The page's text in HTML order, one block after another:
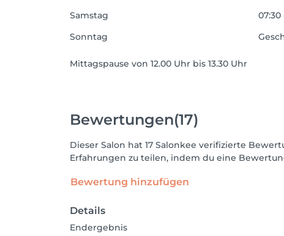
Samstag
07:30
Sonntag
Mittagspause von 12.00 Uhr bis 13.30 Uhr
Bewertungen(17)
Dieser Salon hat 17 Salonkee verifizierte
Erfahrungen zu teilen, indem du eine
Bewertung hinzufügen
Details
Endergebnis